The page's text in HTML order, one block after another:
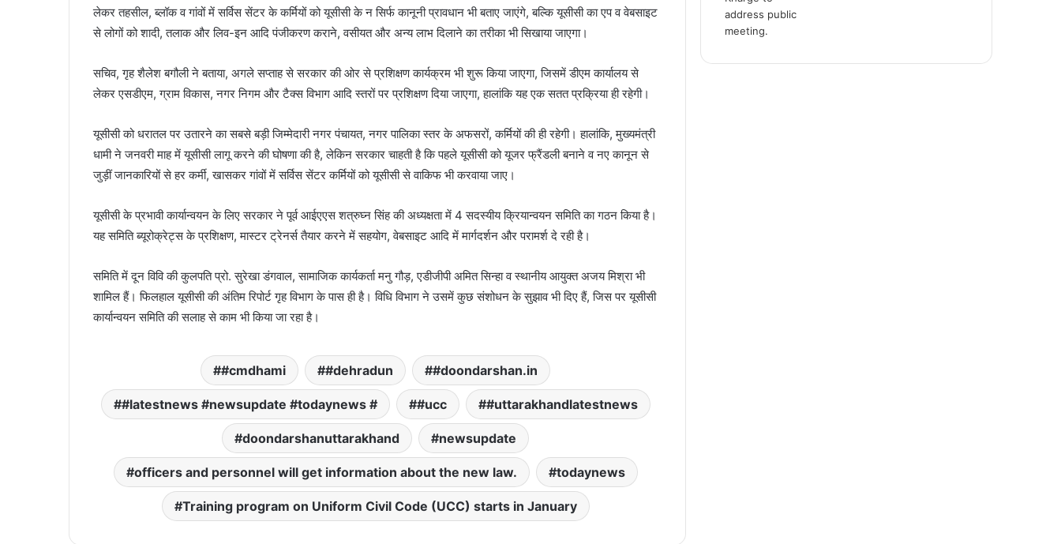
लेकर तहसील, ब्लॉक व गांवों में सर्विस सेंटर के कर्मियों को यूसीसी के न सिर्फ कानूनी प्रावधान भी बताए जाएंगे, बल्कि यूसीसी का एप व वेबसाइट
से लोगों को शादी, तलाक और लिव-इन आदि पंजीकरण कराने, वसीयत और अन्य लाभ दिलाने का तरीका भी सिखाया जाएगा।
सचिव, गृह शैलेश बगौली ने बताया, अगले सप्ताह से सरकार की ओर से प्रशिक्षण कार्यक्रम भी शुरू किया जाएगा, जिसमें डीएम कार्यालय से
लेकर एसडीएम, ग्राम विकास, नगर निगम और टैक्स विभाग आदि स्तरों पर प्रशिक्षण दिया जाएगा, हालांकि यह एक सतत प्रक्रिया ही रहेगी।
यूसीसी को धरातल पर उतारने का सबसे बड़ी जिम्मेदारी नगर पंचायत, नगर पालिका स्तर के अफसरों, कर्मियों की ही रहेगी। हालांकि, मुख्यमंत्री
धामी ने जनवरी माह में यूसीसी लागू करने की घोषणा की है, लेकिन सरकार चाहती है कि पहले यूसीसी को यूजर फ्रैंडली बनाने व नए कानून से
जुड़ीं जानकारियों से हर कर्मी, खासकर गांवों में सर्विस सेंटर कर्मियों को यूसीसी से वाकिफ भी करवाया जाए।
यूसीसी के प्रभावी कार्यान्वयन के लिए सरकार ने पूर्व आईएएस शत्रुघ्न सिंह की अध्यक्षता में 4 सदस्यीय क्रियान्वयन समिति का गठन किया है।
यह समिति ब्यूरोक्रेट्स के प्रशिक्षण, मास्टर ट्रेनर्स तैयार करने में सहयोग, वेबसाइट आदि में मार्गदर्शन और परामर्श दे रही है।
समिति में दून विवि की कुलपति प्रो. सुरेखा डंगवाल, सामाजिक कार्यकर्ता मनु गौड़, एडीजीपी अमित सिन्हा व स्थानीय आयुक्त अजय मिश्रा भी
शामिल हैं। फिलहाल यूसीसी की अंतिम रिपोर्ट गृह विभाग के पास ही है। विधि विभाग ने उसमें कुछ संशोधन के सुझाव भी दिए हैं, जिस पर यूसीसी
कार्यान्वयन समिति की सलाह से काम भी किया जा रहा है।
#cmdhami #dehradun #doondarshan.in
#latestnews #newsupdate #todaynews # #ucc #uttarakhandlatestnews
doondarshanuttarakhand newsupdate
officers and personnel will get information about the new law. todaynews
Training program on Uniform Civil Code (UCC) starts in January